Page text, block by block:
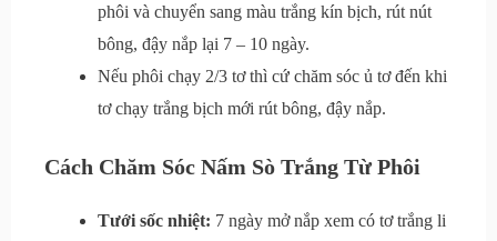
phôi và chuyển sang màu trắng kín bịch, rút nút
bông, đậy nắp lại 7 – 10 ngày.
Nếu phôi chạy 2/3 tơ thì cứ chăm sóc ủ tơ đến khi
tơ chạy trắng bịch mới rút bông, đậy nắp.
Cách Chăm Sóc Nấm Sò Trắng Từ Phôi
Tưới sốc nhiệt: 7 ngày mở nắp xem có tơ trắng li